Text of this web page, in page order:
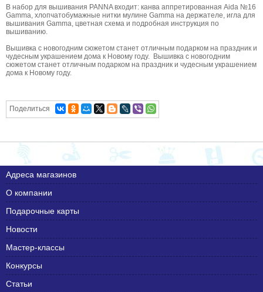
В набор для вышивания PANNA входит: канва аппретированная Aida №16
Gamma, хлопчатобумажные нитки мулине Gamma на держателе, игла для
вышивания Gamma, цветная схема и подробная инструкция по
вышиванию.
Вышивка с новогодним сюжетом станет отличным подарком на праздник и
чудесным украшением дома к Новому году. Вышивка с новогодним
сюжетом станет отличным подарком на праздник и чудесным украшением
дома к Новому году.
Поделиться
Адреса магазинов
О компании
Подарочные карты
Новости
Мастер-классы
Конкурсы
Статьи